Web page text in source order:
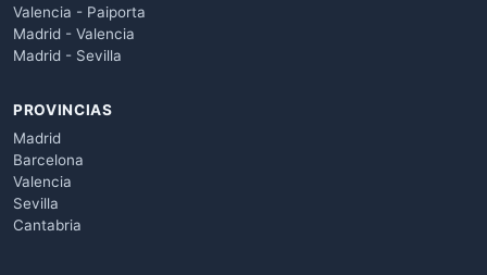
Valencia - Paiporta
Madrid - Valencia
Madrid - Sevilla
PROVINCIAS
Madrid
Barcelona
Valencia
Sevilla
Cantabria